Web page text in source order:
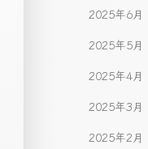
2025年6月
2025年5月
2025年4月
2025年3月
2025年2月